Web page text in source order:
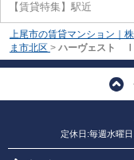
【賃貸特集】駅近
上尾市の賃貸マンション｜
ま市北区 > ハーヴェスト Ⅰ
定休日:毎週水曜